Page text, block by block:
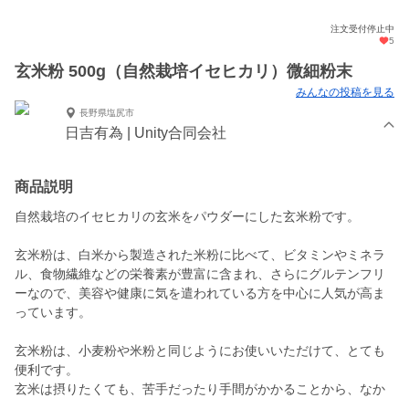
注文受付停止中
5
玄米粉 500g（自然栽培イセヒカリ）微細粉末
みんなの投稿を見る
長野県塩尻市
日吉有為 | Unity合同会社
商品説明
自然栽培のイセヒカリの玄米をパウダーにした玄米粉です。
玄米粉は、白米から製造された米粉に比べて、ビタミンやミネラ
ル、食物繊維などの栄養素が豊富に含まれ、さらにグルテンフリ
ーなので、美容や健康に気を遣われている方を中心に人気が高ま
っています。
玄米粉は、小麦粉や米粉と同じようにお使いいただけて、とても
便利です。
玄米は摂りたくても、苦手だったり手間がかかることから、なか